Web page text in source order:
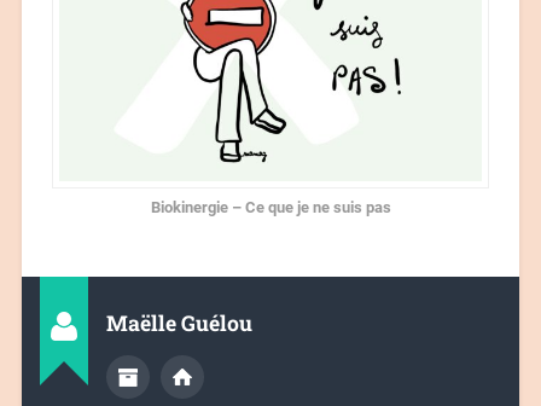
Biokinergie – Ce que je ne suis pas
Maëlle Guélou